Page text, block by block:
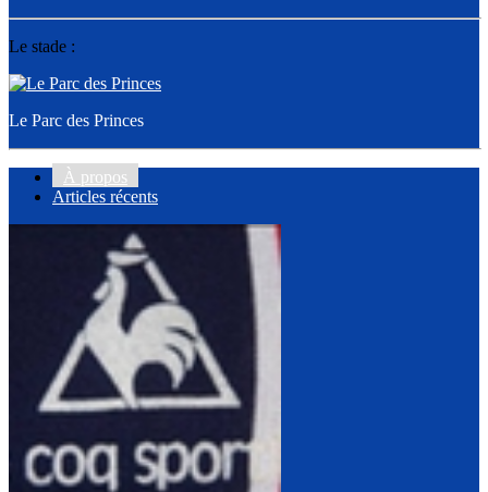
Le stade :
Le Parc des Princes
À propos
Articles récents